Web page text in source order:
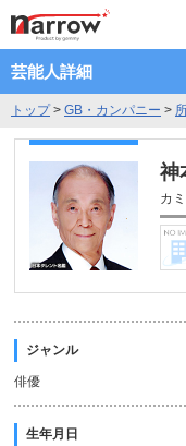
芸能人詳細
トップ> GB・カンパニー >
神
カ
ジャンル
俳優
生年月日